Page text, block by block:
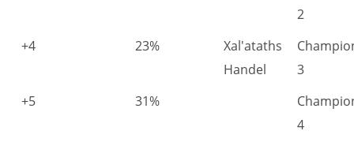
2
+4
23%
Xal'ataths
Handel
3
+5
31%
4